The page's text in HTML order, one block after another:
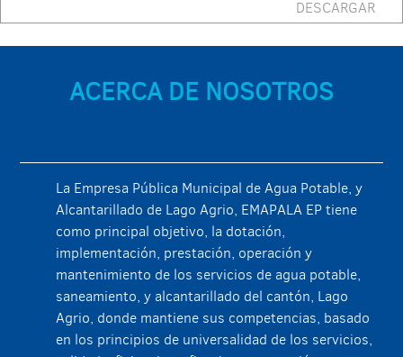
DESCARGAR
ACERCA DE NOSOTROS
La Empresa Pública Municipal de Agua Potable, y
Alcantarillado de Lago Agrio, EMAPALA EP tiene
como principal objetivo, la dotación,
implementación, prestación, operación y
mantenimiento de los servicios de agua potable,
saneamiento, y alcantarillado del cantón, Lago
Agrio, donde mantiene sus competencias, basado
en los principios de universalidad de los servicios,